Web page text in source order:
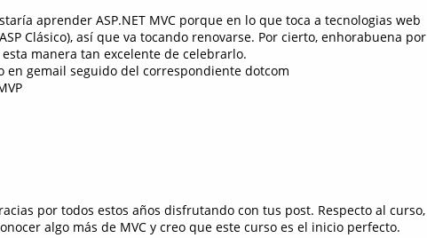
aprender ASP.NET MVC porque en lo que toca a tecnologias web
Clásico), así que va tocando renovarse. Por cierto, enhorabuena por
manera tan excelente de celebrarlo.
en gemail seguido del correspondiente dotcom
por todos estos años disfrutando con tus post. Respecto al curso,
algo más de MVC y creo que este curso es el inicio perfecto.